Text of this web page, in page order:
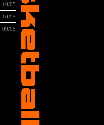
10/05
10/05
09/05